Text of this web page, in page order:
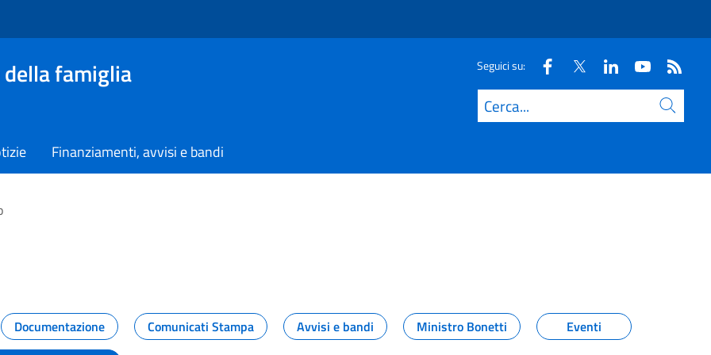
famiglia Seguici su:
Cerca
Finanziamenti, avvisi e bandi
dal Dipartimento
Documentazione Comunicati Stampa Avvisi e bandi Ministro Bonetti
Eventi